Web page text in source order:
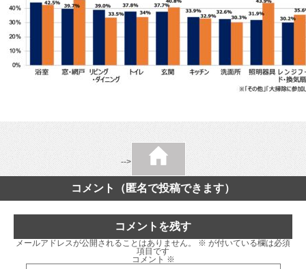
-->
コメント（匿名で投稿できます）
コメントを残す
メールアドレスが公開されることはありません。 ※ が付いている欄は必須
項目です
コメント ※